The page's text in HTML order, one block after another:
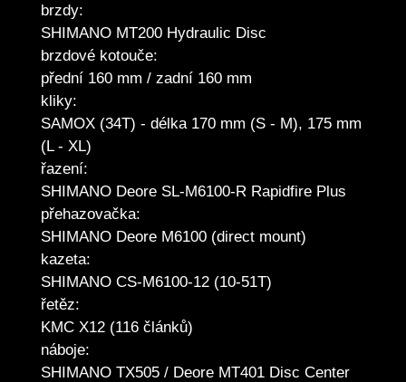
brzdy:
SHIMANO MT200 Hydraulic Disc
brzdové kotouče:
přední 160 mm / zadní 160 mm
kliky:
SAMOX (34T) - délka 170 mm (S - M), 175 mm
(L - XL)
řazení:
SHIMANO Deore SL-M6100-R Rapidfire Plus
přehazovačka:
SHIMANO Deore M6100 (direct mount)
kazeta:
SHIMANO CS-M6100-12 (10-51T)
řetěz:
KMC X12 (116 článků)
náboje:
SHIMANO TX505 / Deore MT401 Disc Center